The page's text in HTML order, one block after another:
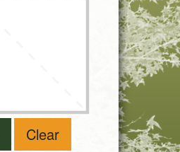
Clear